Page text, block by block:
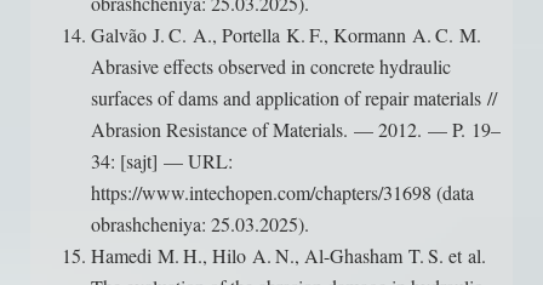
Galvão J. C. A., Portella K. F., Kormann A. C. M.
Abrasive effects observed in concrete hydraulic
surfaces of dams and application of repair materials //
Abrasion Resistance of Materials. — 2012. — P. 19–
34: [sajt] — URL:
https://www.intechopen.com/chapters/31698 (data
obrashcheniya: 25.03.2025).
Hamedi M. H., Hilo A. N., Al-Ghasham T. S. et al.